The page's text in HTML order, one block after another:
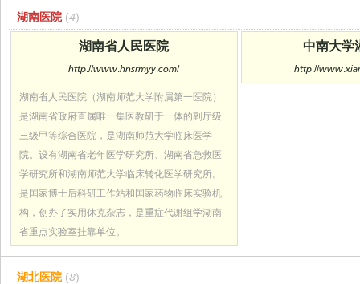
湖南医院 (4)
湖南省人民医院
http://www.hnsrmyy.com/
湖南省人民医院（湖南师范大学附属第一医院）
是湖南省政府直属唯一集医教研于一体的副厅级
三级甲等综合医院，是湖南师范大学临床医学
院。设有湖南省老年医学研究所、湖南省急救医
学研究所和湖南师范大学临床转化医学研究所。
是国家博士后科研工作站和国家药物临床实验机
构，创办了实用休克杂志，是重症代谢组学湖南
省重点实验室挂靠单位。
中南大学
http://
湖北医院 (8)